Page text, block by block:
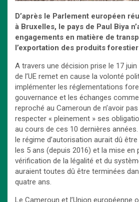
D’après le Parlement européen
à Bruxelles, le pays de Paul Biya
engagements en matière de
l’exportation des produits
A travers une décision prise le 17
de l’UE remet en cause la volonté
implémenter les réglementations
gouvernance et les échanges
reproché au Cameroun de n’avoir
respecter « pleinement » ses
au cours de ces 10 dernières années.
le régime d’autorisation aurait dû
les 5 ans (depuis 2016) et la mise en
vérification de la légalité et du
auraient toutes dû être terminées
quatre ans.
Le Ca­me­roun et l’Union eu­ro­péenne